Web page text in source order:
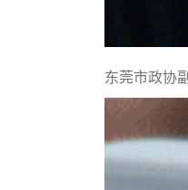
东莞市政协